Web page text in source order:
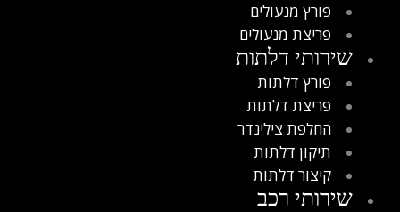
פורץ מנעולים
פריצת מנעולים
שירותי דלתות
פורץ דלתות
פריצת דלתות
החלפת צילינדר
תיקון דלתות
קיצור דלתות
שירותי רכב